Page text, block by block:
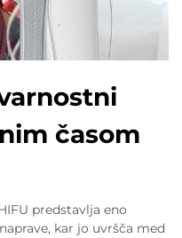
časom
predstavlja eno
kar jo uvršča med